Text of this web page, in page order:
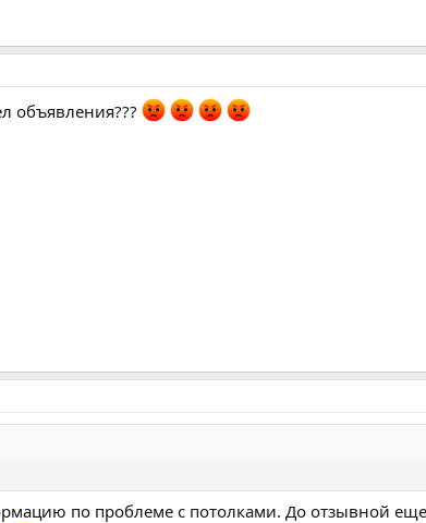
объявления???
по проблеме с потолками. До отзывной